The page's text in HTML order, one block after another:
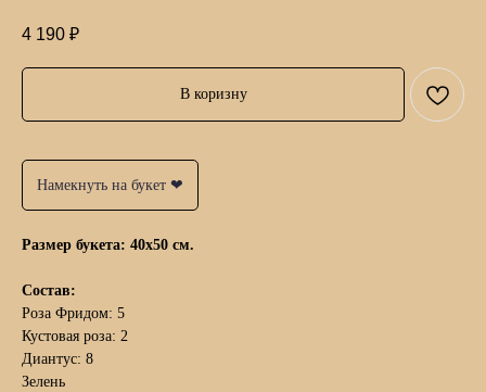
4 190 ₽
В коризну
Намекнуть на букет ❤
Размер букета: 40х50 см.
Состав:
Роза Фридом: 5
Кустовая роза: 2
Диантус: 8
Зелень